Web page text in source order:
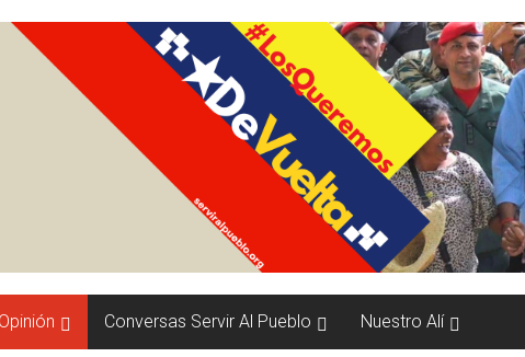
Opinión Conversas Servir Al Pueblo Nuestro Alí